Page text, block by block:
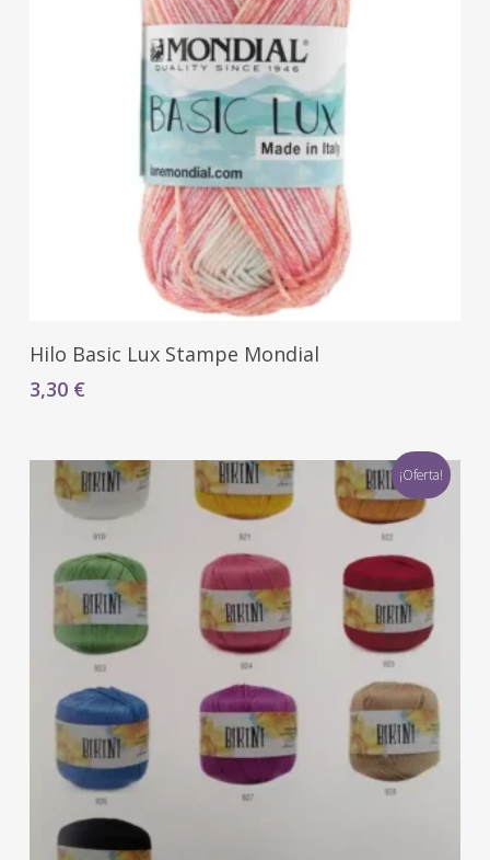
Seleccionar Opciones
Hilo Basic Lux Stampe Mondial
3,30 €
¡Oferta!